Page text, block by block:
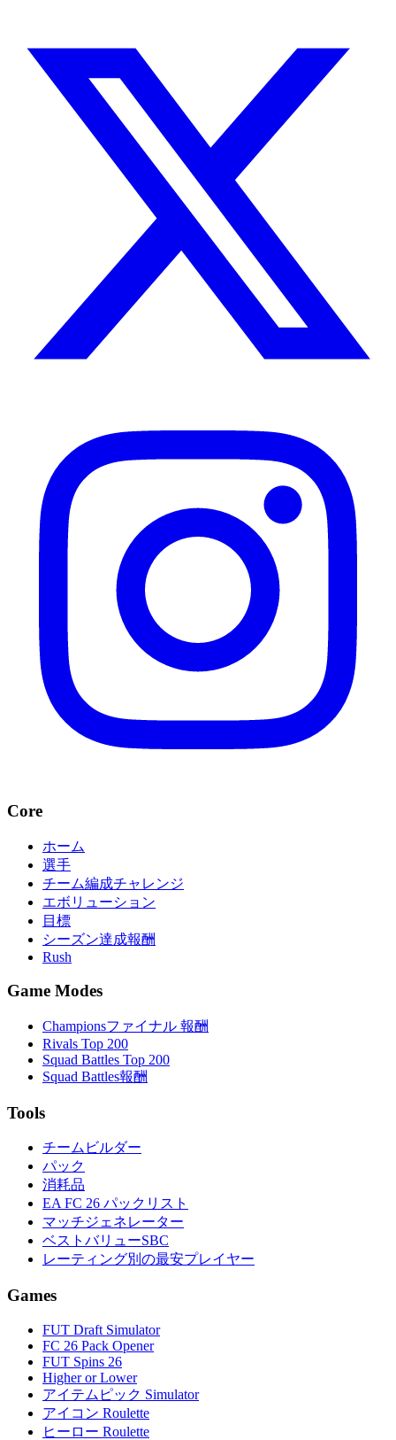
Core
ホーム
選手
チーム編成チャレンジ
エボリューション
目標
シーズン達成報酬
Rush
Game Modes
Championsファイナル 報酬
Rivals Top 200
Squad Battles Top 200
Squad Battles報酬
Tools
チームビルダー
パック
消耗品
EA FC 26 パックリスト
マッチジェネレーター
ベストバリューSBC
レーティング別の最安プレイヤー
Games
FUT Draft Simulator
FC 26 Pack Opener
FUT Spins 26
Higher or Lower
アイテムピック Simulator
アイコン Roulette
ヒーロー Roulette